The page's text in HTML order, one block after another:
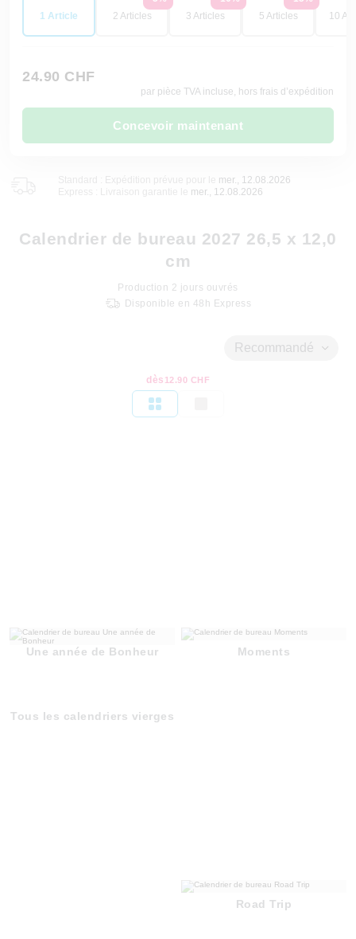
1 Article
2 Articles
3 Articles
5 Articles
10
24.90 CHF
par pièce TVA incluse, hors frais d’expédition
Concevoir maintenant
mer., 12.08.2026
Express : Livraison garantie le mer., 12.08.2026
Calendrier de bureau 2027 26,5 x 12,0
cm
Production 2 jours ouvrés
Disponible en 48h Express
Recommandé
dès 12.90 CHF
Une année de Bonheur Moments
Road Trip
Tous les calendriers vierges